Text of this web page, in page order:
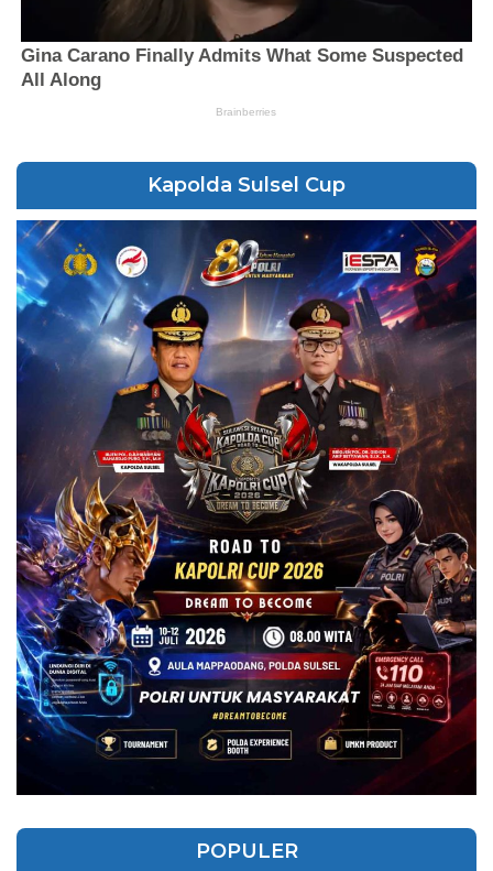
Kapolda Sulsel Cup
POPULER